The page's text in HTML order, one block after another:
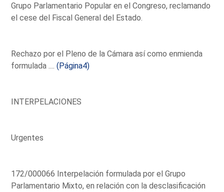
Grupo Parlamentario Popular en el Congreso, reclamando
el cese del Fiscal General del Estado.
Rechazo por el Pleno de la Cámara así como enmienda
formulada ....(Página4)
INTERPELACIONES
Urgentes
172/000066 Interpelación formulada por el Grupo
Parlamentario Mixto, en relación con la desclasificación